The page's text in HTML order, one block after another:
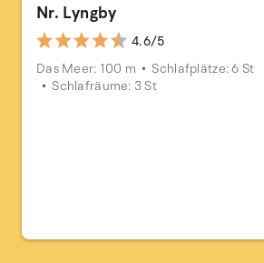
Nr. Lyngby
4.6/5
Das Meer: 100 m
Schlafplätze: 6 St
Schlafräume: 3 St